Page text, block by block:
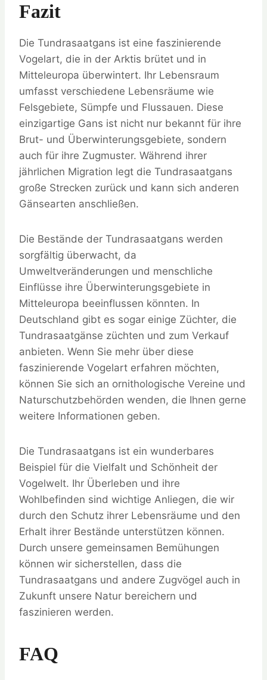
Fazit
Die Tundrasaatgans ist eine faszinierende
Vogelart, die in der Arktis brütet und in
Mitteleuropa überwintert. Ihr Lebensraum
umfasst verschiedene Lebensräume wie
Felsgebiete, Sümpfe und Flussauen. Diese
einzigartige Gans ist nicht nur bekannt für ihre
Brut- und Überwinterungsgebiete, sondern
auch für ihre Zugmuster. Während ihrer
jährlichen Migration legt die Tundrasaatgans
große Strecken zurück und kann sich anderen
Gänsearten anschließen.
Die Bestände der Tundrasaatgans werden
sorgfältig überwacht, da
Umweltveränderungen und menschliche
Einflüsse ihre Überwinterungsgebiete in
Mitteleuropa beeinflussen könnten. In
Deutschland gibt es sogar einige Züchter, die
Tundrasaatgänse züchten und zum Verkauf
anbieten. Wenn Sie mehr über diese
faszinierende Vogelart erfahren möchten,
können Sie sich an ornithologische Vereine und
Naturschutzbehörden wenden, die Ihnen gerne
weitere Informationen geben.
Die Tundrasaatgans ist ein wunderbares
Beispiel für die Vielfalt und Schönheit der
Vogelwelt. Ihr Überleben und ihre
Wohlbefinden sind wichtige Anliegen, die wir
durch den Schutz ihrer Lebensräume und den
Erhalt ihrer Bestände unterstützen können.
Durch unsere gemeinsamen Bemühungen
können wir sicherstellen, dass die
Tundrasaatgans und andere Zugvögel auch in
Zukunft unsere Natur bereichern und
faszinieren werden.
FAQ